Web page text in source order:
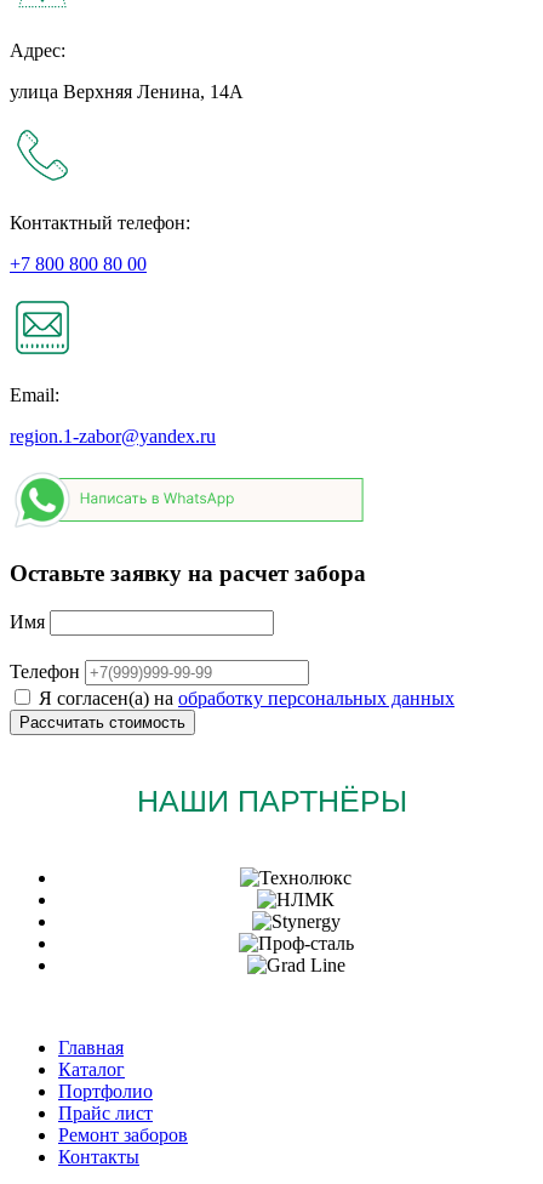
Адрес:
улица Верхняя Ленина, 14А
Контактный телефон:
+7 800 800 80 00
Email:
region.1-zabor@yandex.ru
Оставьте заявку на расчет забора
Имя
Телефон
Я согласен(а) на обработку персональных данных
НАШИ ПАРТНЁРЫ
Главная
Каталог
Портфолио
Прайс лист
Ремонт заборов
Контакты